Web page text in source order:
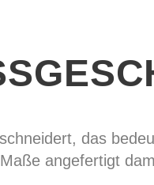
das
angefertigt